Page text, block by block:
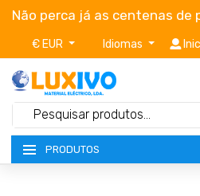
Não perca já as centenas de
€ EUR Idiomas
PRODUTOS